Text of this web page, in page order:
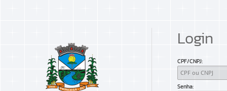
Login
CPF/CNPJ
Senha